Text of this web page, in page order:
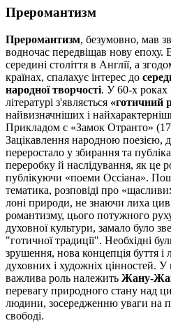
Преромантизм
Преромантизм, безумовно, мав
водночас передвіщав нову епоху.
середині століття в Англії, а
країнах, спалахує інтерес до
народної творчості. У 60-х роках
літературі з'являється «готичний
найвизначніших і
Прикладом є «Замок Отранто»
Зацікавлення народною поезією,
переростало у збирання та
переробку й наслідування, як це
публікуючи «поеми Оссіана».
тематика, розповіді про
лоні природи, не знаючи лиха
романтизму, цього потужного
духовної культури, замало було
"готичної традиції". Необхідні
зрушення, нова концепція буття
духовних і художніх цінностей.
важлива роль належить Жану-
перевагу природного стану над
людини, зосередженню уваги на
свободі.